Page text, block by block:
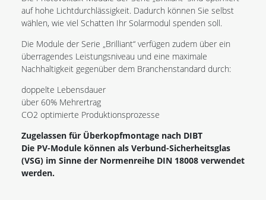
auf hohe Lichtdurchlässigkeit. Dadurch können Sie selbst
wählen, wie viel Schatten Ihr Solarmodul spenden soll.
Die Module der Serie „Brilliant“ verfügen zudem über ein
überragendes Leistungsniveau und eine maximale
Nachhaltigkeit gegenüber dem Branchenstandard durch:
doppelte Lebensdauer
über 60% Mehrertrag
CO2 optimierte Produktionsprozesse
Zugelassen für Überkopfmontage nach DIBT
Die PV-Module können als Verbund-Sicherheitsglas
(VSG) im Sinne der Normenreihe DIN 18008 verwendet
werden.